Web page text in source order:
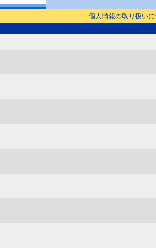
個人情報の取り扱い